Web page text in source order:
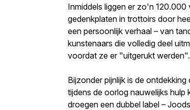
Inmiddels liggen er zo'n 120.000
gedenkplaten in trottoirs door
een persoonlijk verhaal – van
kunstenaars die volledig deel
voordat ze er "uitgerukt werden".
Bijzonder pijnlijk is de
tijdens de oorlog nauwelijks hulp
droegen een dubbel label –